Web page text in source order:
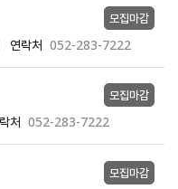
연락처 052-283-7222
모집마감
처 052-283-7222
모집마감
모집마감